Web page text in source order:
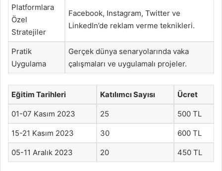
Platformlara
Özel
Stratejiler
Facebook, Instagram, Twitter ve
LinkedIn’de reklam verme teknikleri.
Pratik
Uygulama
Gerçek dünya senaryolarında vaka
çalışmaları ve uygulamalı projeler.
Eğitim Tarihleri Katılımcı Sayısı Ücret
01-07 Kasım 2023 25 500 TL
15-21 Kasım 2023 30 600 TL
05-11 Aralık 2023 20 450 TL